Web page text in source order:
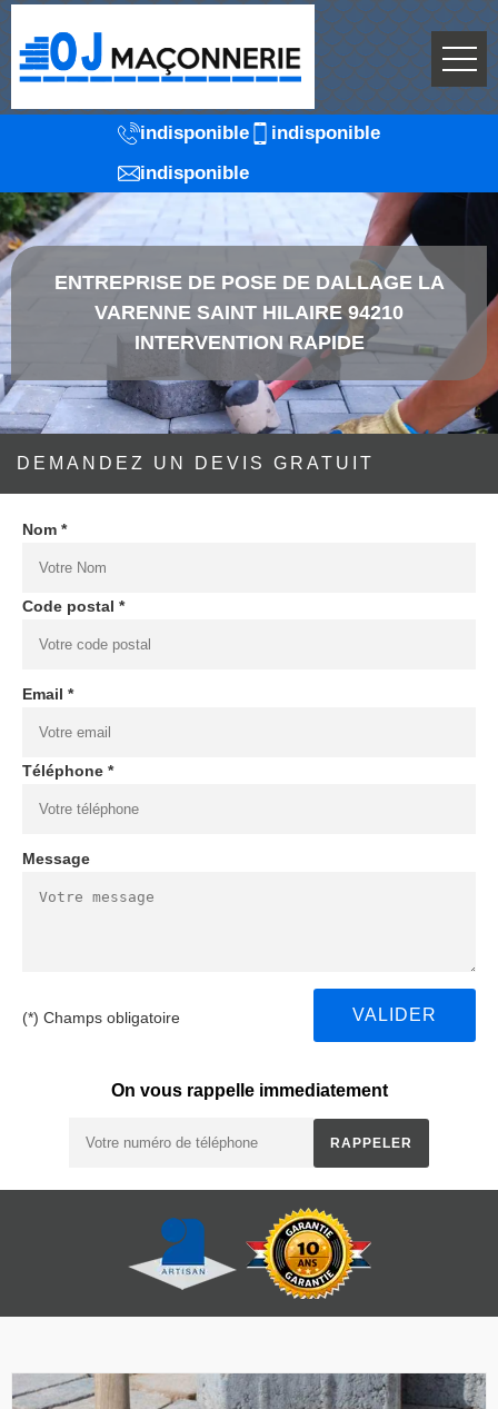
indisponible
indisponible
indisponible
ENTREPRISE DE POSE DE DALLAGE LA
VARENNE SAINT HILAIRE 94210
INTERVENTION RAPIDE
DEMANDEZ UN DEVIS GRATUIT
Nom *
Code postal *
Email *
Téléphone *
Message
(*) Champs obligatoire
On vous rappelle immediatement